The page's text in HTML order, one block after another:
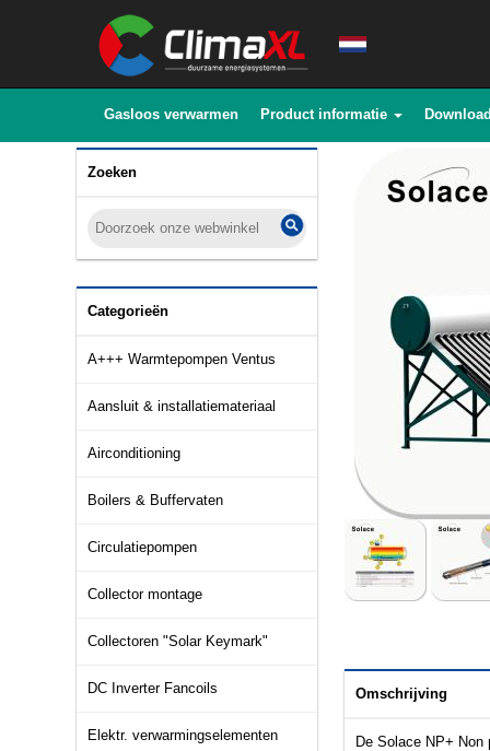
Gasloos verwarmen Product informatie
Zoeken
Categorieën
A+++ Warmtepompen Ventus
Aansluit & installatiemateriaal
Airconditioning
Boilers & Buffervaten
Circulatiepompen
Collector montage
Collectoren "Solar Keymark"
DC Inverter Fancoils
Elektr. verwarmingselementen
Omschrijving
De Solace NP+